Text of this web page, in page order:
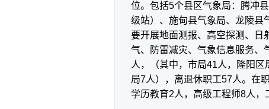
位。包括5个县区气象局：腾冲
级站）、施甸县气象局、龙陵县
要开展地面测报、高空探测、日
气、防雷减灾、气象信息服务、
人，（其中，市局41人，隆阳
局7人），离退休职工57人。在
学历教育2人，高级工程师8人，